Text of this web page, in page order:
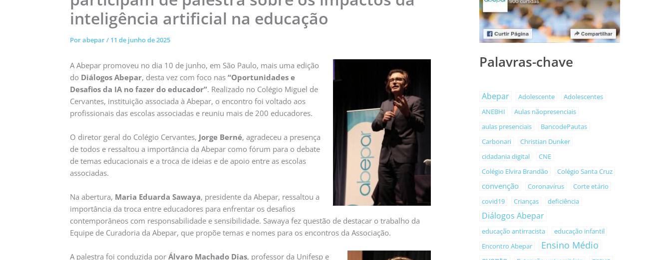
inteligência artificial na educação
Porabepar/ 11 de junho de 2025
A Abepar promoveu no dia 10 de junho, em São Paulo, mais uma edição
do Diálogos Abepar, desta vez com foco nas “Oportunidades e
Desafios da IA no fazer do educador”. Realizado no Colégio Miguel de
Cervantes, instituição associada à Abepar, o encontro foi voltado aos
profissionais das escolas associadas e reuniu mais de 200 educadores.
O diretor geral do Colégio Cervantes, Jorge Berné, agradeceu a presença
de todos e ressaltou a importância da Abepar como fórum para o debate
de temas educacionais e a troca de ideias e de apoio entre as escolas
associadas.
Na abertura, Maria Eduarda Sawaya, presidente da Abepar, ressaltou a
importância da troca entre educadores para enfrentar os desafios
contemporâneos com responsabilidade e sensibilidade. Sawaya fez questão de destacar o trabalho da
Equipe de Curadoria da Abepar, que propõe temas e nomes para os encontros da Associação.
A palestra foi conduzida por Álvaro Machado Dias, professor da Unifesp e
Palavras-chave
Abepar Adolescente
Adolescentes
ANEBHI
Aulas nãopresenciais
aulas presenciais
BancodePautas
Carbonari
Christian Dunker
cidadania digital
CNE
Colégio Elvira Brandão
Colégio Santa Cruz
convenção Coronavírus
Corte etário
covid19
Crianças deficiência
Diálogos Abepar
educação antirracista
educação infantil
Encontro Abepar
Ensino Médio